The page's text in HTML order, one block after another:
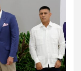
Y SALUD
primeras